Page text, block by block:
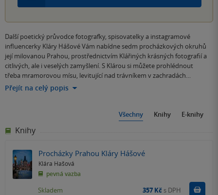
Další poetický průvodce fotografky, spisovatelky a instagramové
influencerky Kláry Hášové Vám nabídne sedm procházkových okruhů
její milovanou Prahou, prostřednictvím Klářiných krásných fotografií a
citlivých, ale i veselých zamyšlení. S Klárou si můžete prohlédnout
třeba mramorovou mísu, levitující nad trávníkem v zachradách…
Přejít na celý popis
Všechny Knihy E-knihy
Knihy
Procházky Prahou Kláry Hášové
Klára Hašová
pevná vazba
Skladem 357 Kč s DPH